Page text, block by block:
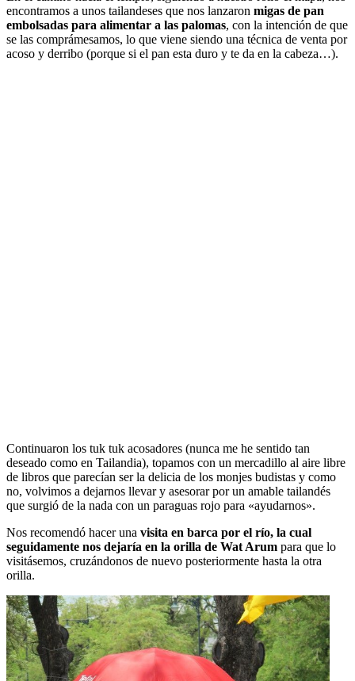
encontramos a unos tailandeses que nos lanzaron migas de pan
embolsadas para alimentar a las palomas, con la intención de que
se las comprámesamos, lo que viene siendo una técnica de venta por
acoso y derribo (porque si el pan esta duro y te da en la cabeza…).
Continuaron los tuk tuk acosadores (nunca me he sentido tan
deseado como en Tailandia), topamos con un mercadillo al aire libre
de libros que parecían ser la delicia de los monjes budistas y como
no, volvimos a dejarnos llevar y asesorar por un amable tailandés
que surgió de la nada con un paraguas rojo para «ayudarnos».
Nos recomendó hacer una visita en barca por el río, la cual
seguidamente nos dejaría en la orilla de Wat Arum para que lo
visitásemos, cruzándonos de nuevo posteriormente hasta la otra
orilla.